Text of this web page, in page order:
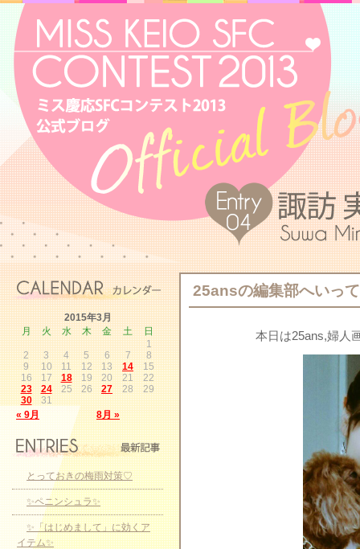
25ansの編集部へいっ
本日は25ans,婦人
2015年3月
月
火 水 木 金 土 日
« 9月 8月 »
1
2
3 4 5 6 7
8
9
10 11 12 13 14
15
16
17 18 19 20 21
22
23
24 25 26 27 28
29
30
31
とっておきの梅雨対策♡
✨ペニンシュラ✨
✨「はじめまして」に効くア
イテム✨